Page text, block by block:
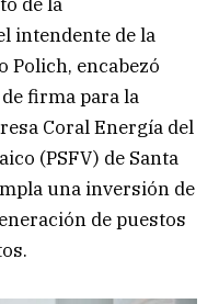
intendente de la
Polich, encabezó
firma para la
Coral Energía del
(PSFV) de Santa
una inversión de
de puestos